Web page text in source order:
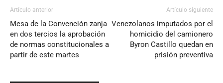
Artículo anterior
Mesa de la Convención zanja
en dos tercios la aprobación
de normas constitucionales a
partir de este martes
Artículo siguiente
Venezolanos imputados por el
homicidio del camionero
Byron Castillo quedan en
prisión preventiva